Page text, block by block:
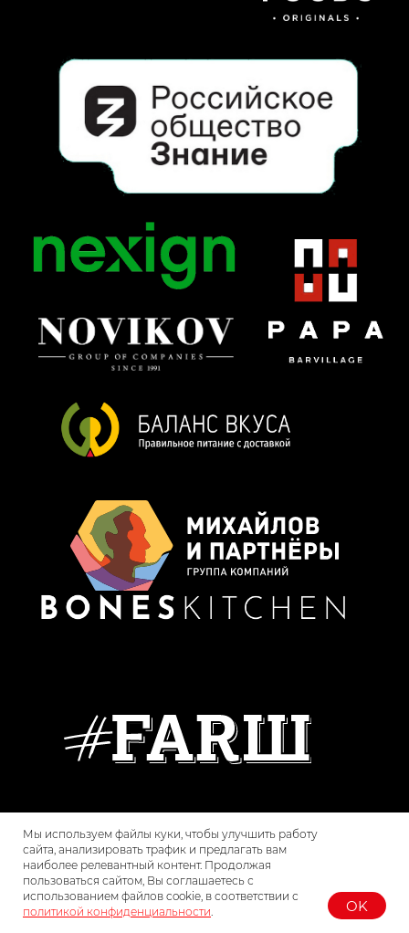
Мы используем файлы куки, чтобы улучшить работу
сайта, анализировать трафик и предлагать вам
наиболее релевантный контент. Продолжая
пользоваться сайтом, Вы соглашаетесь с
использованием файлов cookie, в соответствии с
политикой конфиденциальности. OK